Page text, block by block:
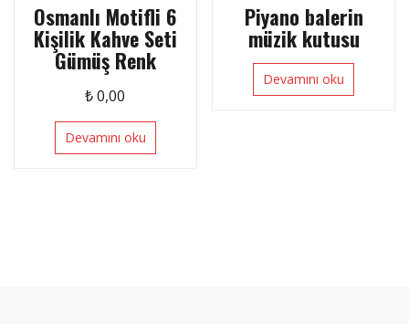
Osmanlı Motifli 6
Kişilik Kahve Seti
Gümüş Renk
₺0,00
Devamını oku
Piyano balerin
müzik kutusu
Devamını oku